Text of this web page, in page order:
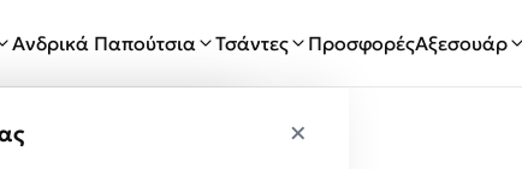
Ανδρικά Παπούτσια Τσάντες ΠροσφορέςΑξεσουάρ
×